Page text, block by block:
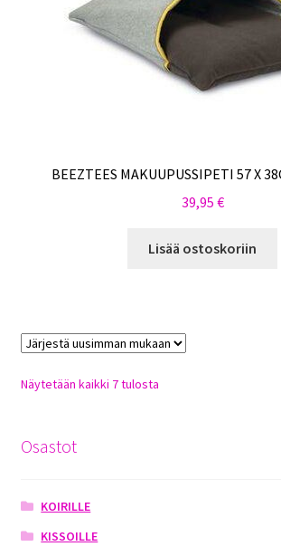
BEEZTEES MAKUUPUSSIPETI 57 X
39,95 €
Lisää ostoskoriin
Näytetään kaikki 7 tulostaSorted
Osastot
KOIRILLE
KISSOILLE